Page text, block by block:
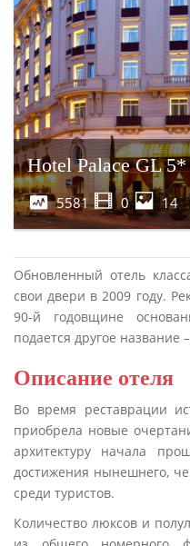
Hotel Palace GL 5*
5581 0 14
Обновленный отель
свои двери в 2009 году.
90-й годовщине
подается другое название
Описание отеля
Во время реставрации
приобрела новые
архитектуру начала
достижения нынешнего,
среди туристов.
Количество люксов и